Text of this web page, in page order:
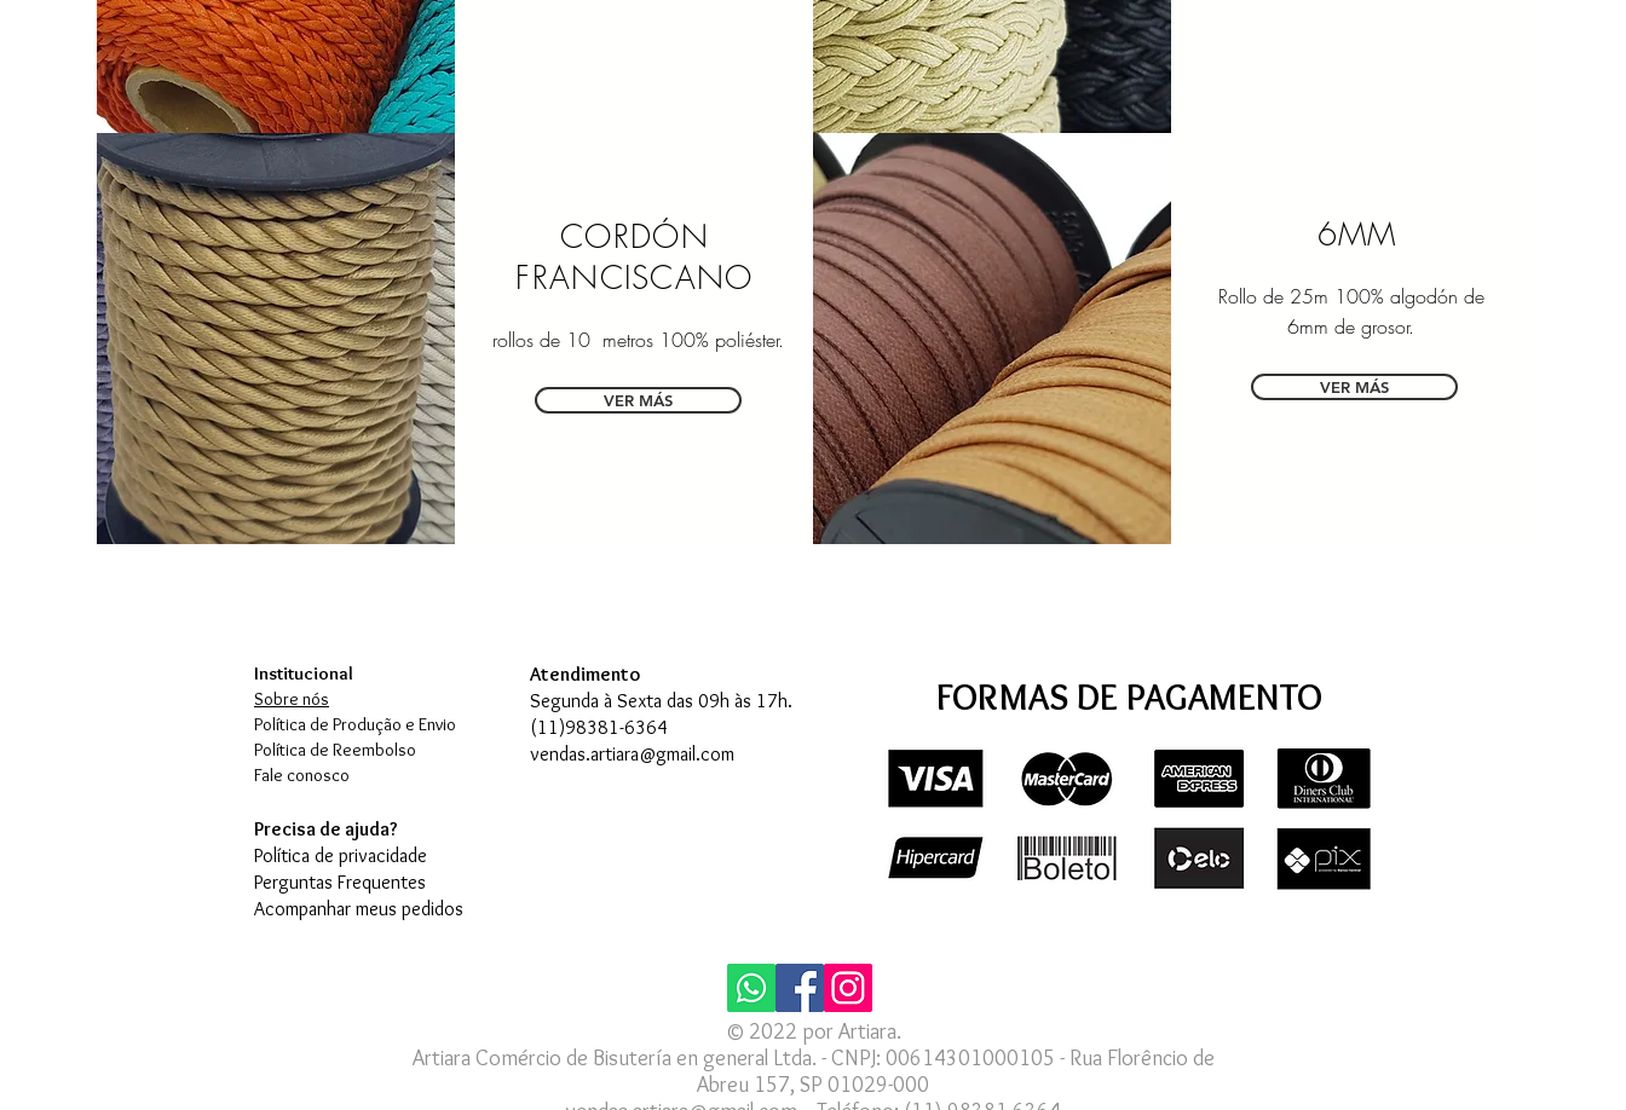
CORDÓN
FRANCISCANO
rollos de 10 metros 100% poliéster.
VER MÁS
6MM
Rollo de 25m 100% algodón de
6mm de grosor.
VER MÁS
Institucional
Sobre nós
Política de Produção e Envio
Política de Reembolso
Fale conosco
Atendimento
Segunda à Sexta das 09h às 17h.
(11)98381-6364
vendas.artiara@gmail.com
Precisa de ajuda?
Política de privacidade
Perguntas Frequentes
Acompanhar meus pedidos
FORMAS DE PAGAMENTO
© 2022 por Artiara.
Artiara Comércio de Bisutería en general Ltda. - CNPJ: 00614301000105 - Rua Florêncio de
Abreu 157, SP 01029-000